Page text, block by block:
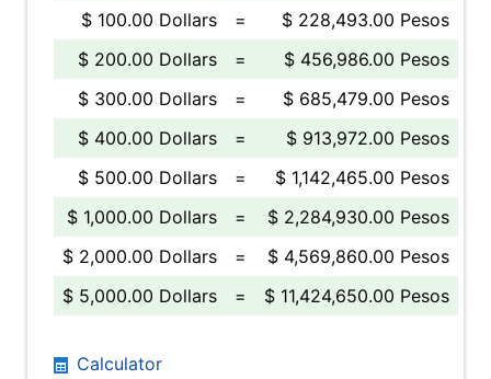
$ 100.00 Dollars
=
$ 228,493.00 Pesos
$ 200.00 Dollars
=
$ 456,986.00 Pesos
$ 300.00 Dollars
=
$ 685,479.00 Pesos
$ 400.00 Dollars
=
$ 913,972.00 Pesos
$ 500.00 Dollars
=
$ 1,142,465.00 Pesos
$ 1,000.00 Dollars
=
$ 2,284,930.00 Pesos
$ 2,000.00 Dollars
=
$ 4,569,860.00 Pesos
$ 5,000.00 Dollars
= $ 11,424,650.00 Pesos
Calculator